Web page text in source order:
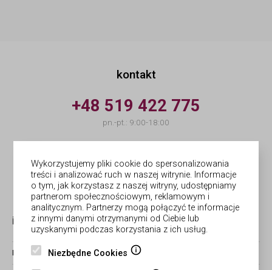
kontakt
+48 519 422 775
pn.-pt.: 9:00-18:00
© Forges | wykonanie Netergo
informacje obsługa zamówień
Wykorzystujemy pliki cookie do spersonalizowania
treści i analizować ruch w naszej witrynie. Informacje
o tym, jak korzystasz z naszej witryny, udostępniamy
partnerom społecznościowym, reklamowym i
analitycznym. Partnerzy mogą połączyć te informacje
z innymi danymi otrzymanymi od Ciebie lub
uzyskanymi podczas korzystania z ich usług.
Niezbędne Cookies